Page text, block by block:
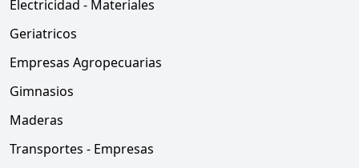
Electricidad - Materiales
Geriatricos
Empresas Agropecuarias
Gimnasios
Maderas
Transportes - Empresas